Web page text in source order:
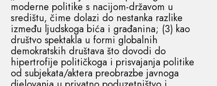
moderne politike s nacijom-državom u
središtu, čime dolazi do nestanka razlike
između ljudskoga bića i građanina; (3) kao
društvo spektakla u formi globalnih
demokratskih društava što dovodi do
hipertrofije političkoga i prisvajanja politike
od subjekata/aktera preobrazbe javnoga